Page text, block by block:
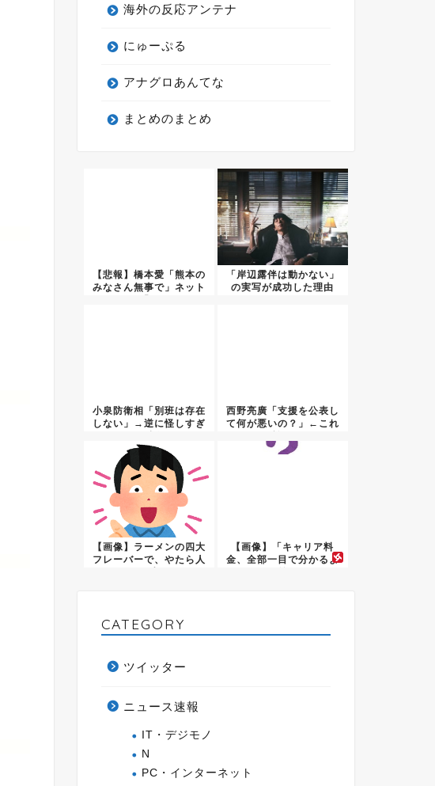
海外の反応アンテナ
にゅーぷる
アナグロあんてな
まとめのまとめ
【悲報】橋本愛「熊本の
みなさん無事で」ネット
「岸辺露伴は動かない」
の実写が成功した理由
小泉防衛相「別班は存在
しない」→逆に怪しすぎ
西野亮廣「支援を公表し
て何が悪いの？」←これ
【画像】ラーメンの四大
フレーバーで、やたら人
【画像】「キャリア料
金、全部一目で分かるよ
CATEGORY
ツイッター
ニュース速報
IT・デジモノ
N
PC・インターネット